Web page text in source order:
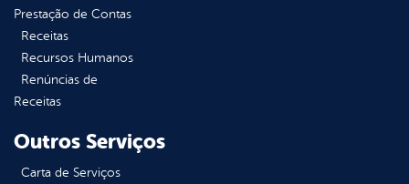
Prestação de Contas
Receitas
Recursos Humanos
Renúncias de
Receitas
Outros Serviços
Carta de Serviços